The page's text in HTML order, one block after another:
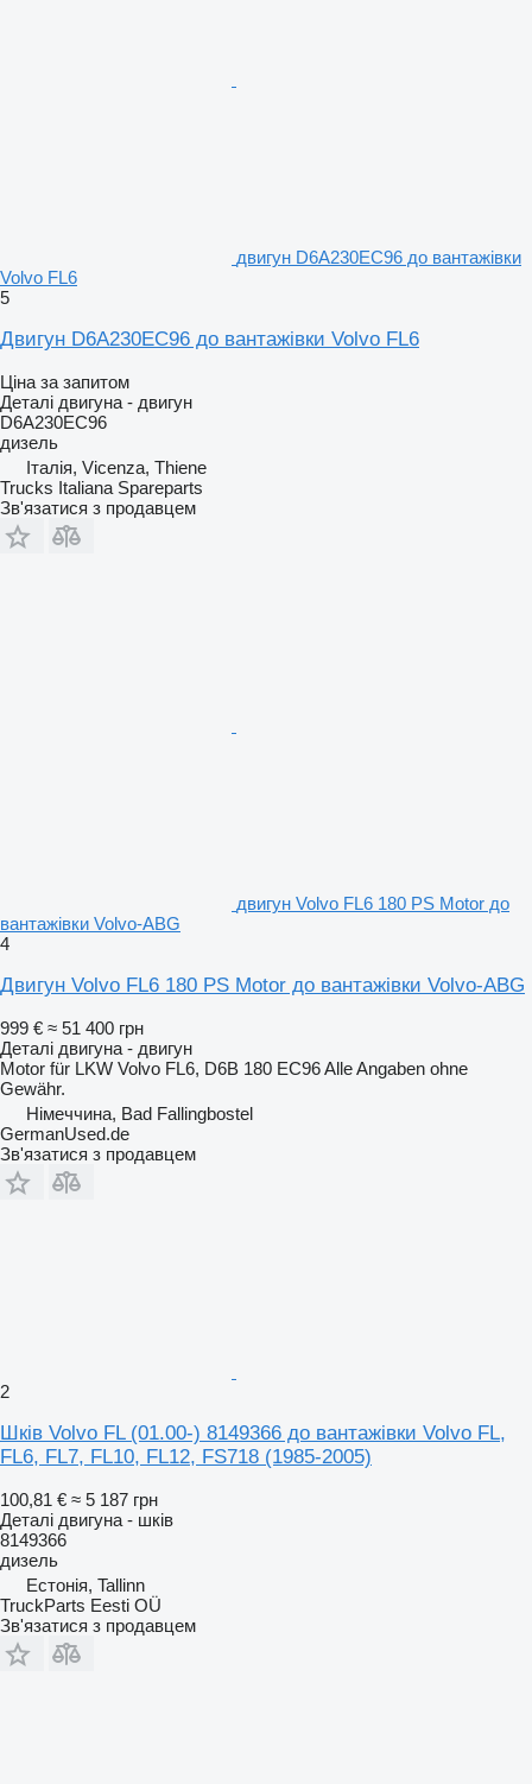
двигун D6A230EC96 до вантажівки
Volvo FL6
5
Двигун D6A230EC96 до вантажівки Volvo FL6
Ціна за запитом
Деталі двигуна - двигун
D6A230EC96
дизель
Італія, Vicenza, Thiene
Trucks Italiana Spareparts
Зв'язатися з продавцем
двигун Volvo FL6 180 PS Motor до
вантажівки Volvo-ABG
4
Двигун Volvo FL6 180 PS Motor до вантажівки Volvo-ABG
999 € ≈ 51 400 грн
Деталі двигуна - двигун
Motor für LKW Volvo FL6, D6B 180 EC96 Alle Angaben ohne
Gewähr.
Німеччина, Bad Fallingbostel
GermanUsed.de
Зв'язатися з продавцем
2
Шків Volvo FL (01.00-) 8149366 до вантажівки Volvo FL,
FL6, FL7, FL10, FL12, FS718 (1985-2005)
100,81 € ≈ 5 187 грн
Деталі двигуна - шків
8149366
дизель
Естонія, Tallinn
TruckParts Eesti OÜ
Зв'язатися з продавцем